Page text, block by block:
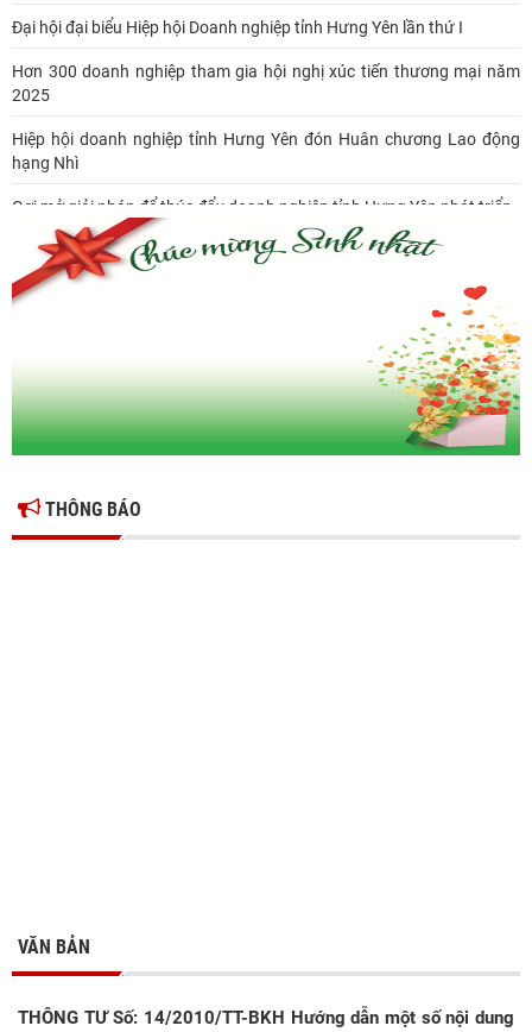
Đại hội đại biểu Hiệp hội Doanh nghiệp tỉnh Hưng Yên lần thứ I
Hơn 300 doanh nghiệp tham gia hội nghị xúc tiến thương mại năm
2025
Hiệp hội doanh nghiệp tỉnh Hưng Yên đón Huân chương Lao động
hạng Nhì
Gợi mở giải pháp để thúc đẩy doanh nghiệp tỉnh Hưng Yên phát triển
Ông Đỗ Văn Vẻ là Chủ tịch Hiệp hội Doanh nghiệp tỉnh Hưng Yên
Hiệp hội doanh nghiệp tỉnh Hưng Yên: Cập nhật chính sách thuế mới
THÔNG BÁO
VĂN BẢN
THÔNG TƯ Số: 14/2010/TT-BKH Hướng dẫn một số nội dung